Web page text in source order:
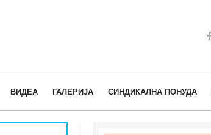
ВИДЕА ГАЛЕРИЈА СИНДИКАЛНА ПОНУДА